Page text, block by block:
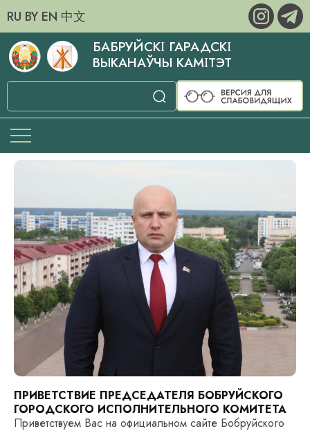
RU BY EN 中文
БАБРУЙСКІ ГАРАДСКІ
ВЫКАНАЎЧЫ КАМІТЭТ
ПРИВЕТСТВИЕ ПРЕДСЕДАТЕЛЯ БОБРУЙСКОГО
ГОРОДСКОГО ИСПОЛНИТЕЛЬНОГО КОМИТЕТА
Приветствуем Вас на официальном сайте Бобруйского